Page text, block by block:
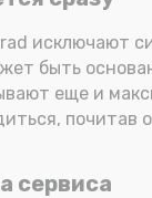
исключают
быть
еще и
почитав
сервиса